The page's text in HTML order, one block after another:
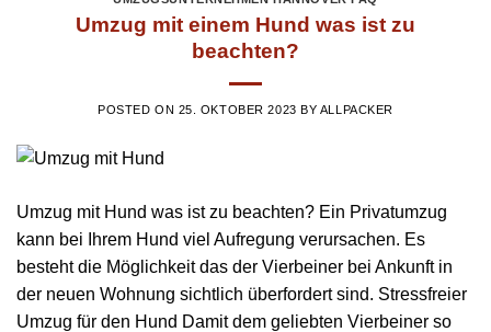
Umzug mit einem Hund was ist zu
beachten?
POSTED ON 25. OKTOBER 2023 BY ALLPACKER
Umzug mit Hund was ist zu beachten? Ein Privatumzug
kann bei Ihrem Hund viel Aufregung verursachen. Es
besteht die Möglichkeit das der Vierbeiner bei Ankunft in
der neuen Wohnung sichtlich überfordert sind. Stressfreier
Umzug für den Hund Damit dem geliebten Vierbeiner so